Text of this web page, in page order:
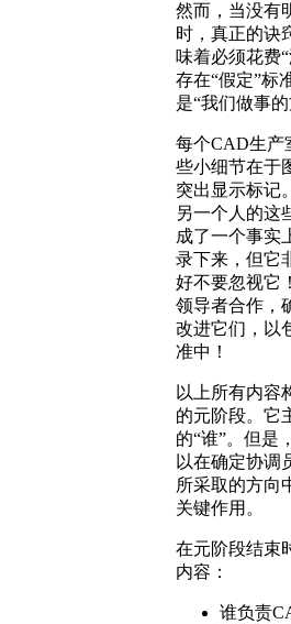
然而，当没有
时，真正的诀
味着必须花费
存在“假定”标
是“我们做事
每个CAD生产
些小细节在于
突出显示标记
另一个人的这
成了一个事实
录下来，但它
好不要忽视它
领导者合作，
改进它们，以
准中！
以上所有内容
的元阶段。它
的“谁”。但是
以在确定协调
所采取的方向
关键作用。
在元阶段结束
内容：
谁负责